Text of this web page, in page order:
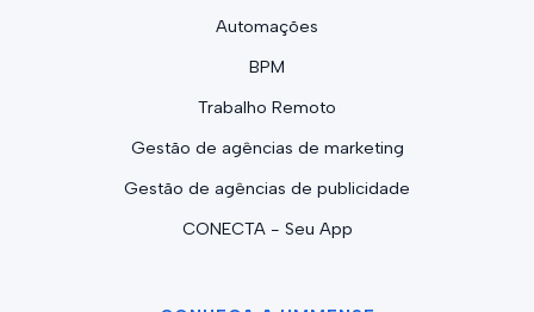
Automações
BPM
Trabalho Remoto
Gestão de agências de marketing
Gestão de agências de publicidade
CONECTA - Seu App